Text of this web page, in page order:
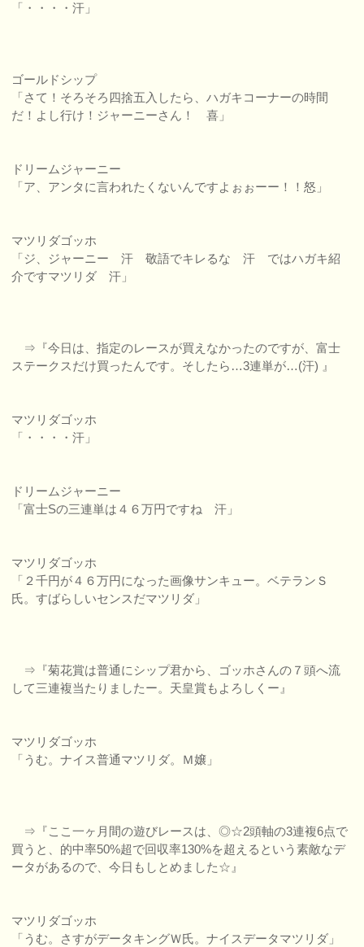
「・・・・汗」
ゴールドシップ
「さて！そろそろ四捨五入したら、ハガキコーナーの時間
だ！よし行け！ジャーニーさん！ 喜」
ドリームジャーニー
「ア、アンタに言われたくないんですよぉぉーー！！怒」
マツリダゴッホ
「ジ、ジャーニー 汗 敬語でキレるな 汗 ではハガキ紹
介ですマツリダ 汗」
⇒『今日は、指定のレースが買えなかったのですが、富士
ステークスだけ買ったんです。そしたら…3連単が…(汗) 』
マツリダゴッホ
「・・・・汗」
ドリームジャーニー
「富士Sの三連単は４６万円ですね 汗」
マツリダゴッホ
「２千円が４６万円になった画像サンキュー。ベテランＳ
氏。すばらしいセンスだマツリダ」
⇒『菊花賞は普通にシップ君から、ゴッホさんの７頭へ流
して三連複当たりましたー。天皇賞もよろしくー』
マツリダゴッホ
「うむ。ナイス普通マツリダ。Ｍ嬢」
⇒『ここ一ヶ月間の遊びレースは、◎☆2頭軸の3連複6点で
買うと、的中率50%超で回収率130%を超えるという素敵なデ
ータがあるので、今日もしとめました☆』
マツリダゴッホ
「うむ。さすがデータキングＷ氏。ナイスデータマツリダ」